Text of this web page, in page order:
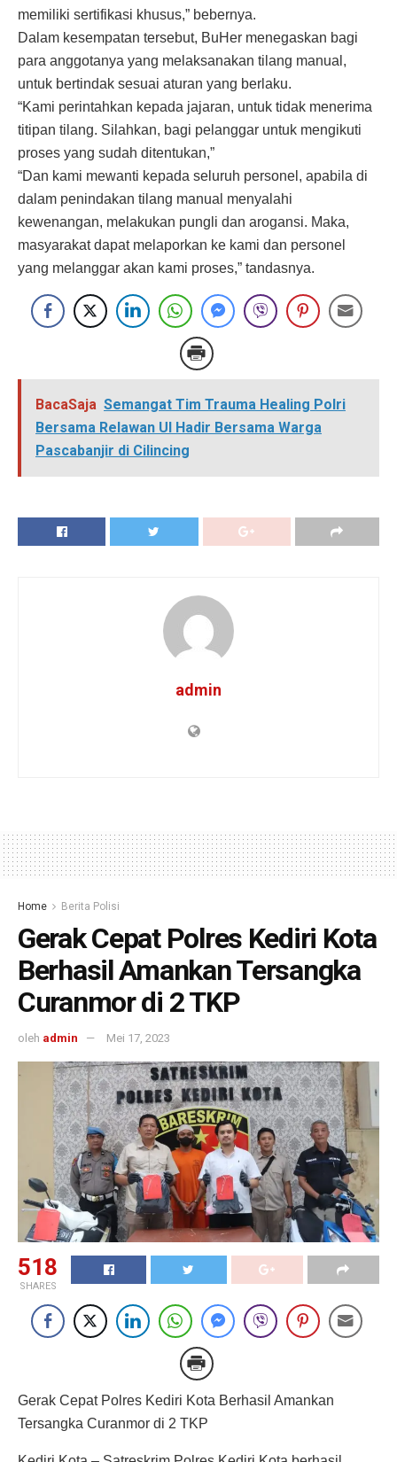
memiliki sertifikasi khusus,” bebernya.
Dalam kesempatan tersebut, BuHer menegaskan bagi
para anggotanya yang melaksanakan tilang manual,
untuk bertindak sesuai aturan yang berlaku.
“Kami perintahkan kepada jajaran, untuk tidak menerima
titipan tilang. Silahkan, bagi pelanggar untuk mengikuti
proses yang sudah ditentukan,”
“Dan kami mewanti kepada seluruh personel, apabila di
dalam penindakan tilang manual menyalahi
kewenangan, melakukan pungli dan arogansi. Maka,
masyarakat dapat melaporkan ke kami dan personel
yang melanggar akan kami proses,” tandasnya.
BacaSaja Semangat Tim Trauma Healing Polri
Bersama Relawan UI Hadir Bersama Warga
Pascabanjir di Cilincing
admin
Home Berita Polisi
Gerak Cepat Polres Kediri Kota
Berhasil Amankan Tersangka
Curanmor di 2 TKP
oleh admin Mei 17, 2023
518
SHARES
Gerak Cepat Polres Kediri Kota Berhasil Amankan
Tersangka Curanmor di 2 TKP